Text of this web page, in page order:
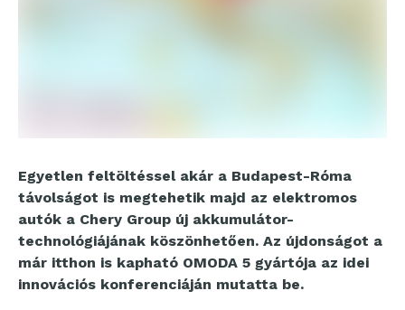
Egyetlen feltöltéssel akár a Budapest-Róma
távolságot is megtehetik majd az elektromos
autók a Chery Group új akkumulátor-
technológiájának köszönhetően. Az újdonságot a
már itthon is kapható OMODA 5 gyártója az idei
innovációs konferenciáján mutatta be.